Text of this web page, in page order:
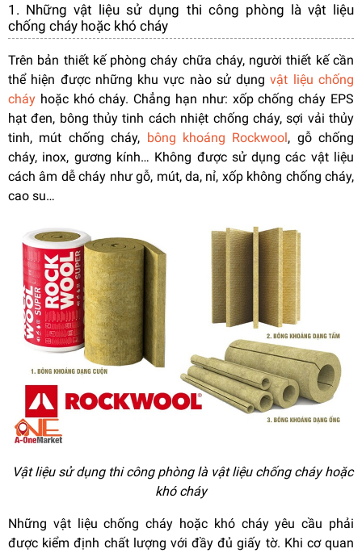
1. Những vật liệu sử dụng thi công phòng là vật liệu
chống cháy hoặc khó cháy
Trên bản thiết kế phòng cháy chữa cháy, người thiết kế cần
thể hiện được những khu vực nào sử dụngvật liệu chống
cháy hoặc khó cháy. Chẳng hạn như: xốp chống cháy EPS
hạt đen, bông thủy tinh cách nhiệt chống cháy, sợi vải thủy
tinh, mút chống cháy, bông khoáng Rockwool, gỗ chống
cháy, inox, gương kính… Không được sử dụng các vật liệu
cách âm dễ cháy như gỗ, mút, da, nỉ, xốp không chống cháy,
cao su…
Vật liệu sử dụng thi công phòng là vật liệu chống cháy hoặc
khó cháy
Những vật liệu chống cháy hoặc khó cháy yêu cầu phải
được kiểm định chất lượng với đầy đủ giấy tờ. Khi cơ quan